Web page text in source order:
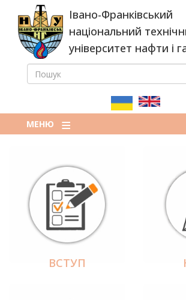
основного
вмісту
Івано-Франківський
національний
університет нафти і
ПОШУКОВА
ПОШУК
МЕНЮ
ВСТУП